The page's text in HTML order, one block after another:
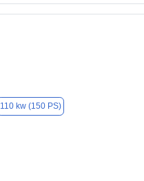
110 kw (150 PS)